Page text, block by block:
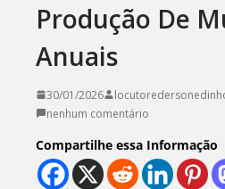
Produção De
Anuais
30/01/2026
nenhum comentário
Compartilhe essa Informação